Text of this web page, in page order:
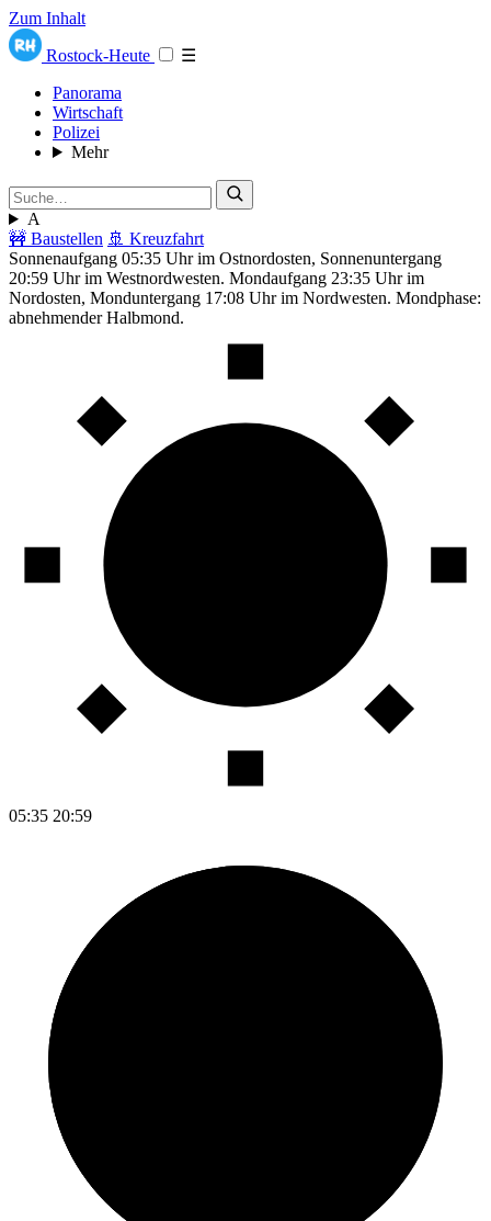
Zum Inhalt
Rostock-Heute
☰
Panorama
Wirtschaft
Polizei
Mehr
A
🚧 Baustellen 🚢 Kreuzfahrt
Sonnenaufgang 05:35 Uhr im Ostnordosten, Sonnenuntergang
20:59 Uhr im Westnordwesten. Mondaufgang 23:35 Uhr im
Nordosten, Monduntergang 17:08 Uhr im Nordwesten. Mondphase:
abnehmender Halbmond.
05:35 20:59